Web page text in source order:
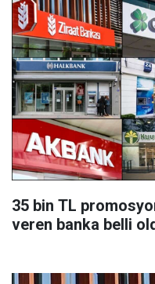
35 bin TL
veren banka belli